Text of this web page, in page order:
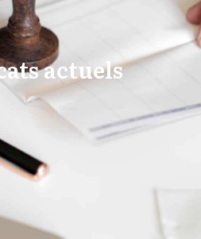
actuels